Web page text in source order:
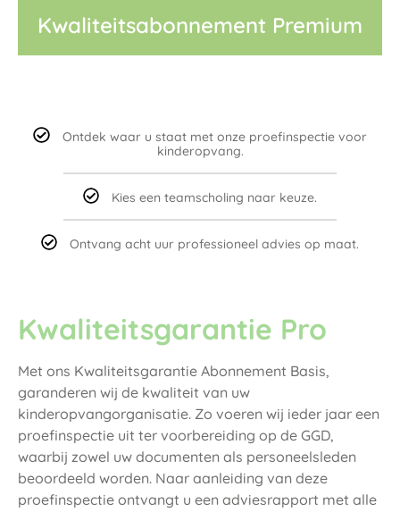
Kwaliteitsabonnement Premium
Ontdek waar u staat met onze proefinspectie voor
kinderopvang.
Kies een teamscholing naar keuze.
Ontvang acht uur professioneel advies op maat.
Kwaliteitsgarantie Pro
Met ons Kwaliteitsgarantie Abonnement Basis,
garanderen wij de kwaliteit van uw
kinderopvangorganisatie. Zo voeren wij ieder jaar een
proefinspectie uit ter voorbereiding op de GGD,
waarbij zowel uw documenten als personeelsleden
beoordeeld worden. Naar aanleiding van deze
proefinspectie ontvangt u een adviesrapport met alle